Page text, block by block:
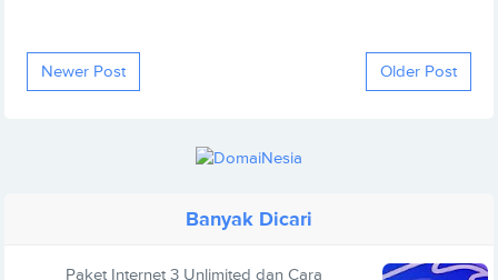
Newer Post Older Post
Banyak Dicari
Paket Internet 3 Unlimited dan Cara